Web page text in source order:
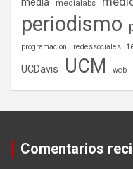
medialabs
periodismo
programación
redessociales
UCDavis UCM web
Comentarios